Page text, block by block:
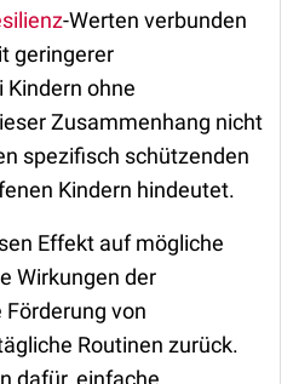
-Werten verbunden
geringerer
ohne
Zusammenhang nicht
spezifisch schützenden
Kindern hindeutet.
Effekt auf mögliche
Wirkungen der
Förderung von
Routinen zurück.
dafür, einfache